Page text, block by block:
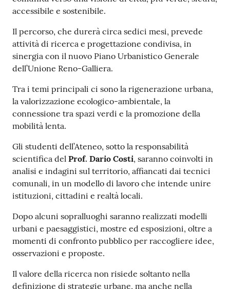
accessibile e sostenibile.
Il percorso, che durerà circa sedici mesi, prevede
attività di ricerca e progettazione condivisa, in
sinergia con il nuovo Piano Urbanistico Generale
dell’Unione Reno-Galliera.
Tra i temi principali ci sono la rigenerazione urbana,
la valorizzazione ecologico-ambientale, la
connessione tra spazi verdi e la promozione della
mobilità lenta.
Gli studenti dell’Ateneo, sotto la responsabilità
scientifica del Prof. Dario Costi, saranno coinvolti in
analisi e indagini sul territorio, affiancati dai tecnici
comunali, in un modello di lavoro che intende unire
istituzioni, cittadini e realtà locali.
Dopo alcuni sopralluoghi saranno realizzati modelli
urbani e paesaggistici, mostre ed esposizioni, oltre a
momenti di confronto pubblico per raccogliere idee,
osservazioni e proposte.
Il valore della ricerca non risiede soltanto nella
definizione di strategie urbane, ma anche nella